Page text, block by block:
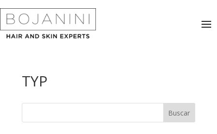
TYP
Buscar